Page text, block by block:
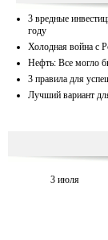
3 вредные
году
Холодная война с
Нефть: Все могло
3 правила для
Лучший вариант
3 июля